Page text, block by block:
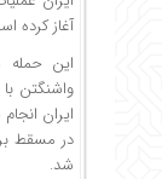
آغاز کرده
این حمله
واشنگتن
ایران
در مسقط
شد.